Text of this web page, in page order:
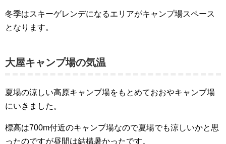
冬季はスキーゲレンデになるエリアがキャンプ場スペース
となります。
大屋キャンプ場の気温
夏場の涼しい高原キャンプ場をもとめておおやキャンプ場
にいきました。
標高は700m付近のキャンプ場なので夏場でも涼しいかと思
ったのですが昼間は結構暑かったです。